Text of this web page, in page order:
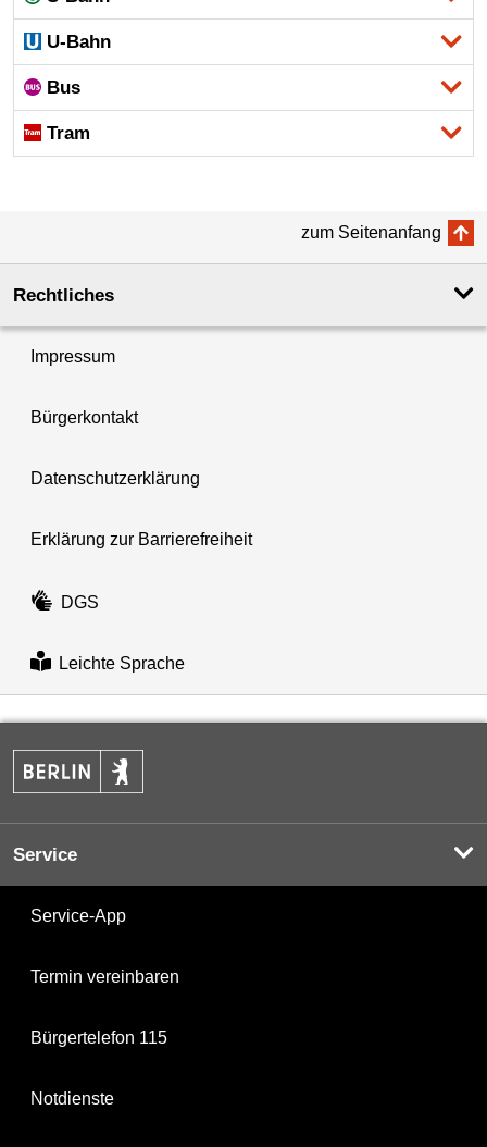
U-Bahn
Bus
Tram
zum Seitenanfang
Rechtliches
Impressum
Bürgerkontakt
Datenschutzerklärung
Erklärung zur Barrierefreiheit
DGS
Leichte Sprache
Service
Service-App
Termin vereinbaren
Bürgertelefon 115
Notdienste